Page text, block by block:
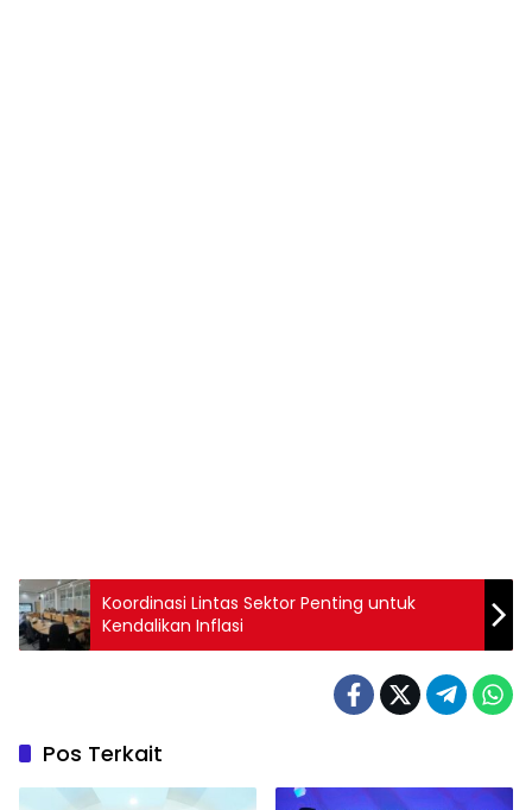
Koordinasi Lintas Sektor Penting untuk
Kendalikan Inflasi
Pos Terkait